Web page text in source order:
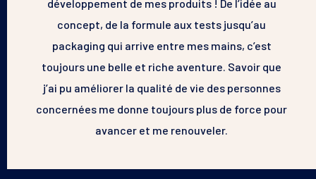
développement de mes produits ! De l’idée au
concept, de la formule aux tests jusqu’au
packaging qui arrive entre mes mains, c’est
toujours une belle et riche aventure. Savoir que
j’ai pu améliorer la qualité de vie des personnes
concernées me donne toujours plus de force pour
avancer et me renouveler.